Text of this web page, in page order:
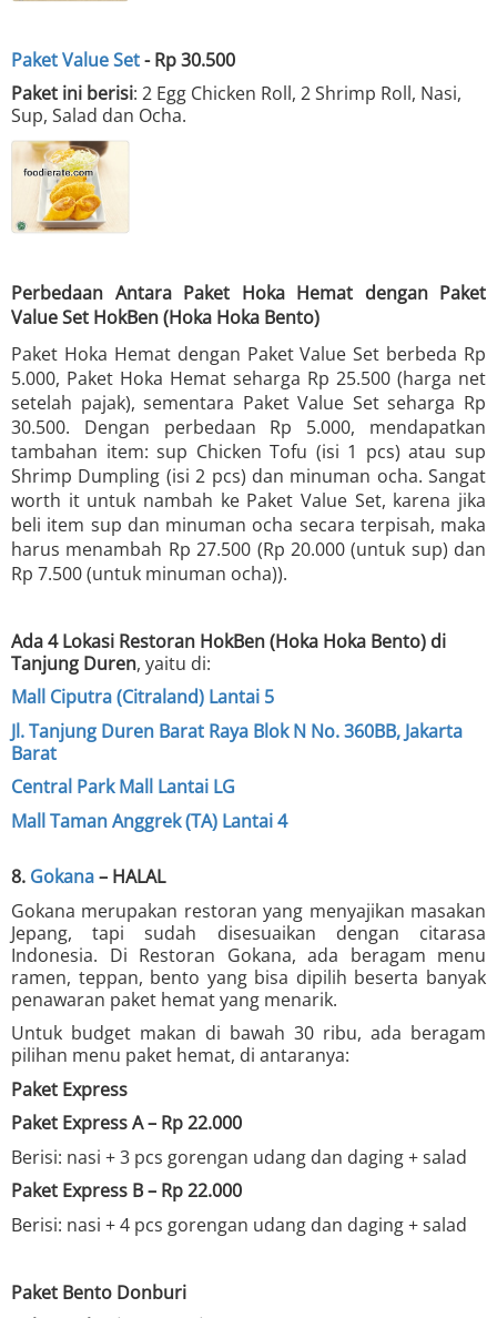
Paket Value Set- Rp 30.500
Paket ini berisi: 2 Egg Chicken Roll, 2 Shrimp Roll, Nasi,
Sup, Salad dan Ocha.
Perbedaan Antara Paket Hoka Hemat dengan Paket
Value Set HokBen (Hoka Hoka Bento)
Paket Hoka Hemat dengan Paket Value Set berbeda Rp
5.000, Paket Hoka Hemat seharga Rp 25.500 (harga net
setelah pajak), sementara Paket Value Set seharga Rp
30.500. Dengan perbedaan Rp 5.000, mendapatkan
tambahan item: sup Chicken Tofu (isi 1 pcs) atau sup
Shrimp Dumpling (isi 2 pcs) dan minuman ocha. Sangat
worth it untuk nambah ke Paket Value Set, karena jika
beli item sup dan minuman ocha secara terpisah, maka
harus menambah Rp 27.500 (Rp 20.000 (untuk sup) dan
Rp 7.500 (untuk minuman ocha)).
Ada 4 Lokasi Restoran HokBen (Hoka Hoka Bento) di
Tanjung Duren, yaitu di:
Mall Ciputra (Citraland) Lantai 5
Jl. Tanjung Duren Barat Raya Blok N No. 360BB, Jakarta
Barat
Central Park Mall Lantai LG
Mall Taman Anggrek (TA) Lantai 4
8. Gokana– HALAL
Gokana merupakan restoran yang menyajikan masakan
Jepang, tapi sudah disesuaikan dengan citarasa
Indonesia. Di Restoran Gokana, ada beragam menu
ramen, teppan, bento yang bisa dipilih beserta banyak
penawaran paket hemat yang menarik.
Untuk budget makan di bawah 30 ribu, ada beragam
pilihan menu paket hemat, di antaranya:
Paket Express
Paket Express A – Rp 22.000
Berisi: nasi + 3 pcs gorengan udang dan daging + salad
Paket Express B – Rp 22.000
Berisi: nasi + 4 pcs gorengan udang dan daging + salad
Paket Bento Donburi